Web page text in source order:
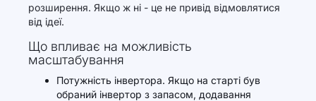
розширення. Якщо ж ні - це не привід відмовлятися
від ідеї.
Що впливає на можливість
масштабування
Потужність інвертора. Якщо на старті був
обраний інвертор з запасом, додавання